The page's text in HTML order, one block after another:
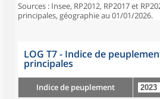
Sources : Insee, RP2012, RP2017 et
principales, géographie au 01/01/2026.
LOG T7 - Indice de
principales
Indice de peuplement